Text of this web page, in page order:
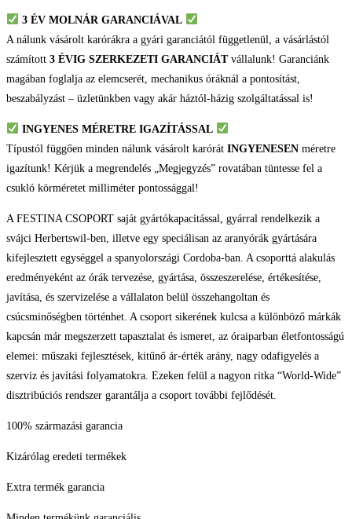
3 ÉV MOLNÁR GARANCIÁVAL
A nálunk vásárolt karórákra a gyári garanciától függetlenül, a vásárlástól
számított 3 ÉVIG SZERKEZETI GARANCIÁTvállalunk! Garanciánk
magában foglalja az elemcserét, mechanikus óráknál a pontosítást,
beszabályzást – üzletünkben vagy akár háztól-házig szolgáltatással is!
INGYENES MÉRETRE IGAZÍTÁSSAL
Típustól függően minden nálunk vásárolt karórát INGYENESEN méretre
igazítunk! Kérjük a megrendelés „Megjegyzés” rovatában tüntesse fel a
csukló körméretet milliméter pontossággal!
A FESTINA CSOPORT saját gyártókapacitással, gyárral rendelkezik a
svájci Herbertswil-ben, illetve egy speciálisan az aranyórák gyártására
kifejlesztett egységgel a spanyolországi Cordoba-ban. A csoporttá alakulás
eredményeként az órák tervezése, gyártása, összeszerelése, értékesítése,
javítása, és szervizelése a vállalaton belül összehangoltan és
csúcsminőségben történhet. A csoport sikerének kulcsa a különböző márkák
kapcsán már megszerzett tapasztalat és ismeret, az óraiparban életfontosságú
elemei: műszaki fejlesztések, kitűnő ár-érték arány, nagy odafigyelés a
szerviz és javítási folyamatokra. Ezeken felül a nagyon ritka “World-Wide”
disztribúciós rendszer garantálja a csoport további fejlődését.
100% származási garancia
Kizárólag eredeti termékek
Extra termék garancia